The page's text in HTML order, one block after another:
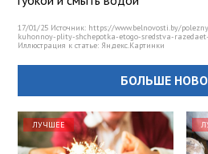
17/01/25 Источник: https://www.belnovosti.by/
kuhonnoy-plity-shchepotka-etogo-sredstva-
Иллюстрация к статье: Яндекс.Картинки
БОЛЬШЕ
ЛУЧШЕЕ